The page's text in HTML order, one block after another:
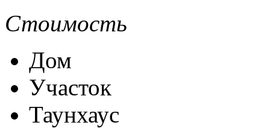
Стоимость
Дом
Участок
Таунхаус